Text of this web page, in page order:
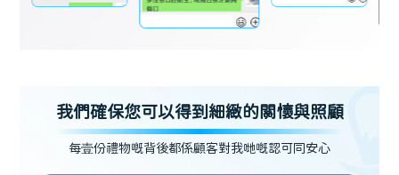
我們確保您可以得到細緻的關懷與照顧
每壹份禮物嘅背後都係顧客對我哋嘅認可同安心